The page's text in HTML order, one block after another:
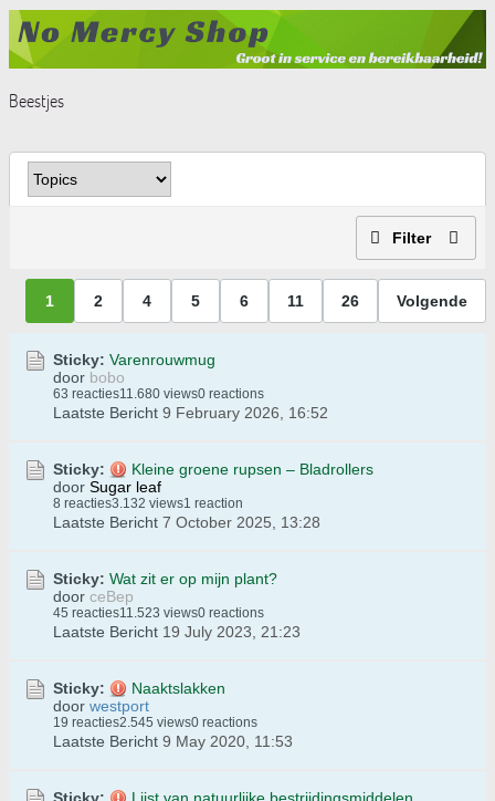
Beestjes
Filter
1 2 4 5 6 11 26 Volgende
Sticky: Varenrouwmug
door bobo
63 reacties11.680 views0 reactions
Laatste Bericht 9 February 2026, 16:52
Sticky:
Kleine groene rupsen – Bladrollers
door Sugar leaf
8 reacties3.132 views1 reaction
Laatste Bericht 7 October 2025, 13:28
Sticky: Wat zit er op mijn plant?
door ceBep
45 reacties11.523 views0 reactions
Laatste Bericht 19 July 2023, 21:23
Sticky:
Naaktslakken
door westport
19 reacties2.545 views0 reactions
Laatste Bericht 9 May 2020, 11:53